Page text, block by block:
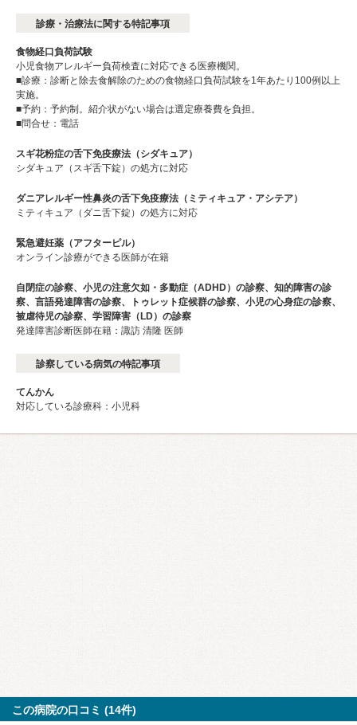
診療・治療法に関する特記事項
食物経口負荷試験
小児食物アレルギー負荷検査に対応できる医療機関。
■診療：診断と除去食解除のための食物経口負荷試験を1年あたり100例以上
実施。
■予約：予約制。紹介状がない場合は選定療養費を負担。
■問合せ：電話
スギ花粉症の舌下免疫療法（シダキュア）
シダキュア（スギ舌下錠）の処方に対応
ダニアレルギー性鼻炎の舌下免疫療法（ミティキュア・アシテア）
ミティキュア（ダニ舌下錠）の処方に対応
緊急避妊薬（アフターピル）
オンライン診療ができる医師が在籍
自閉症の診察、小児の注意欠如・多動症（ADHD）の診察、知的障害の診
察、言語発達障害の診察、トゥレット症候群の診察、小児の心身症の診察、
被虐待児の診察、学習障害（LD）の診察
発達障害診断医師在籍：諏訪 清隆 医師
診察している病気の特記事項
てんかん
対応している診療科：小児科
この病院の口コミ (14件)